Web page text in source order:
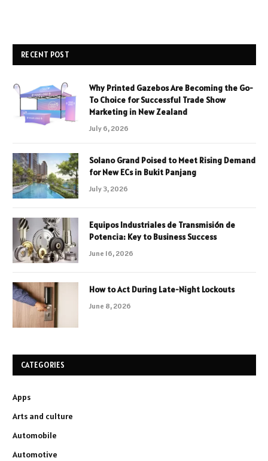
RECENT POST
Why Printed Gazebos Are Becoming the Go-
To Choice for Successful Trade Show
Marketing in New Zealand
July 6, 2026
Solano Grand Poised to Meet Rising Demand
for New ECs in Bukit Panjang
July 3, 2026
Equipos Industriales de Transmisión de
Potencia: Key to Business Success
June 16, 2026
How to Act During Late-Night Lockouts
June 8, 2026
CATEGORIES
Apps
Arts and culture
Automobile
Automotive